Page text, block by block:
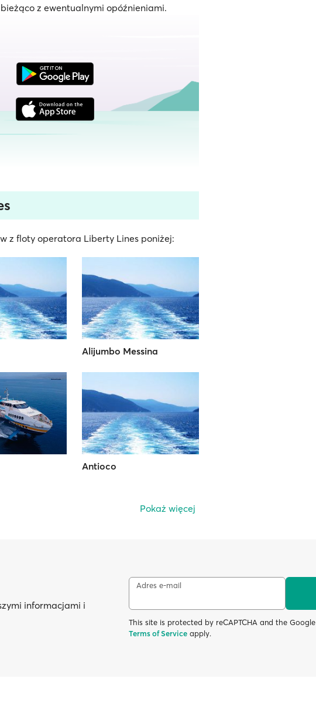
z ewentualnymi opóźnieniami.
z floty operatora Liberty Lines poniżej:
Alijumbo Messina
Antioco
Pokaż więcej
informacjami i
Adres e-mail
This site is protected by reCAPTCHA and the Google
Terms of Service apply.